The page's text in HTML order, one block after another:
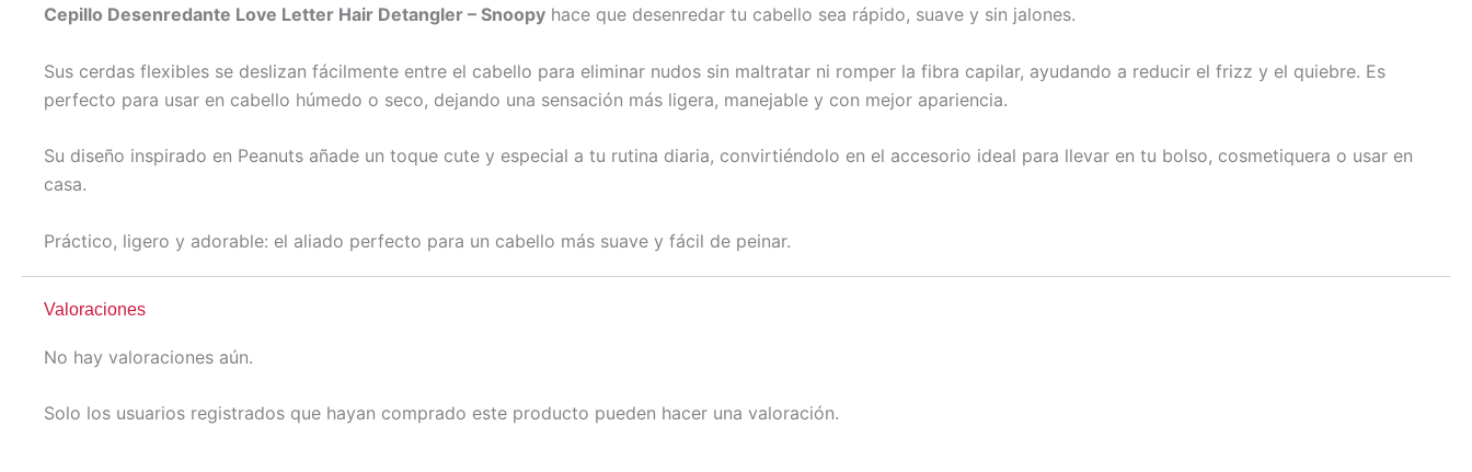
Cepillo Desenredante Love Letter Hair Detangler – Snoopy hace que desenredar tu cabello sea rápido, suave y sin jalones.
Sus cerdas flexibles se deslizan fácilmente entre el cabello para eliminar nudos sin maltratar ni romper la fibra capilar, ayudando a reducir el frizz y el quiebre. Es
perfecto para usar en cabello húmedo o seco, dejando una sensación más ligera, manejable y con mejor apariencia.
Su diseño inspirado en Peanuts añade un toque cute y especial a tu rutina diaria, convirtiéndolo en el accesorio ideal para llevar en tu bolso, cosmetiquera o usar en
casa.
Práctico, ligero y adorable: el aliado perfecto para un cabello más suave y fácil de peinar.
Valoraciones
No hay valoraciones aún.
Solo los usuarios registrados que hayan comprado este producto pueden hacer una valoración.